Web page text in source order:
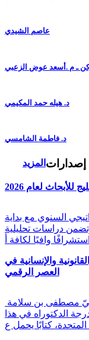
عاصم الشيدي
ـ م .أسعد عوض الزعبي
د. هيله حمد المكيمي
د. فاطمة الشامسي
المزيد إصدارات
لعام 2026
السنوي مع بداية
وتضمن دراسات تحليلية
وافيًا لكافة أ
والإنسانية في
العصر الرقمي
الدكتوراه في هذا
كتابًا يحمل ع